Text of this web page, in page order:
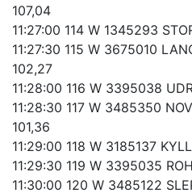
107,04
11:27:00 114 W 1345293
11:27:30 115 W 3675010
102,27
11:28:00 116 W 3395038
11:28:30 117 W 3485350
101,36
11:29:00 118 W 3185137
11:29:30 119 W 3395035
11:30:00 120 W 3485122